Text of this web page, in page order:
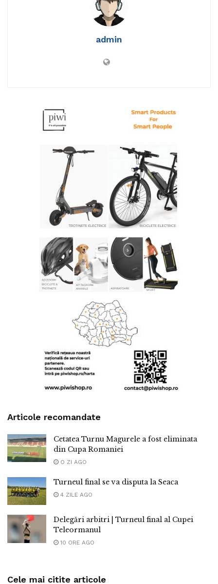
admin
Articole recomandate
Cetatea Turnu Magurele a fost eliminata
din Cupa Romaniei
O ZI AGO
Turneul final se va disputa la Seaca
4 ZILE AGO
Delegări arbitri | Turneul final al Cupei
Teleormanul
10 ORE AGO
Cele mai citite articole